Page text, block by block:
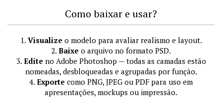
Como baixar e usar?
1. Visualize o modelo para avaliar realismo e layout.
2. Baixe o arquivo no formato PSD.
3. Edite no Adobe Photoshop — todas as camadas estão
nomeadas, desbloqueadas e agrupadas por função.
4. Exporte como PNG, JPEG ou PDF para uso em
apresentações, mockups ou impressão.